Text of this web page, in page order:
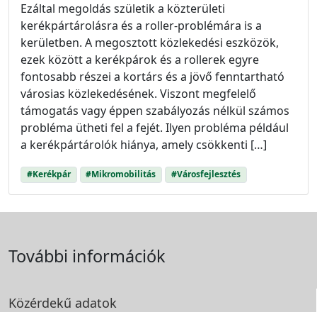
Ezáltal megoldás születik a közterületi
kerékpártárolásra és a roller-problémára is a
kerületben. A megosztott közlekedési eszközök,
ezek között a kerékpárok és a rollerek egyre
fontosabb részei a kortárs és a jövő fenntartható
városias közlekedésének. Viszont megfelelő
támogatás vagy éppen szabályozás nélkül számos
probléma ütheti fel a fejét. Ilyen probléma például
a kerékpártárolók hiánya, amely csökkenti […]
#Kerékpár #Mikromobilitás #Városfejlesztés
További információk
Közérdekű adatok